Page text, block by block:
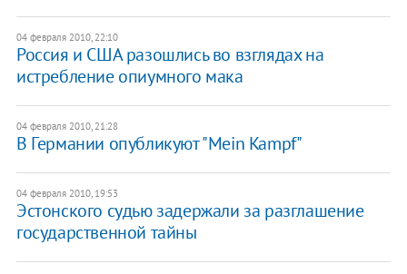
04 февраля 2010, 22:10
Россия и США разошлись во взглядах на
истребление опиумного мака
04 февраля 2010, 21:28
В Германии опубликуют "Mein Kampf"
04 февраля 2010, 19:53
Эстонского судью задержали за разглашение
государственной тайны